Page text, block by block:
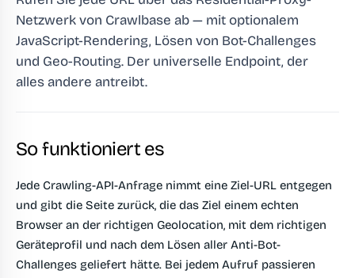
Netzwerk von Crawlbase ab — mit optionalem
JavaScript-Rendering, Lösen von Bot-Challenges
und Geo-Routing. Der universelle Endpoint, der
alles andere antreibt.
So funktioniert es
Jede Crawling-API-Anfrage nimmt eine Ziel-URL entgegen
und gibt die Seite zurück, die das Ziel einem echten
Browser an der richtigen Geolocation, mit dem richtigen
Geräteprofil und nach dem Lösen aller Anti-Bot-
Challenges geliefert hätte. Bei jedem Aufruf passieren